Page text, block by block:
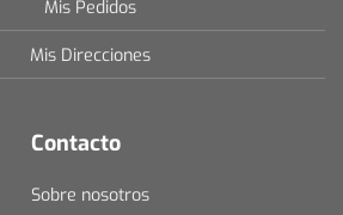
Mis Pedidos
Mis Direcciones
Contacto
Sobre nosotros